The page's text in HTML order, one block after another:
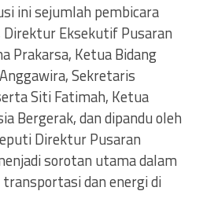
ini sejumlah pembicara
Eksekutif Pusaran
Prakarsa, Ketua Bidang
Sekretaris
Siti Fatimah, Ketua
Bergerak, dan dipandu oleh
Direktur Pusaran
sorotan utama dalam
dan energi di